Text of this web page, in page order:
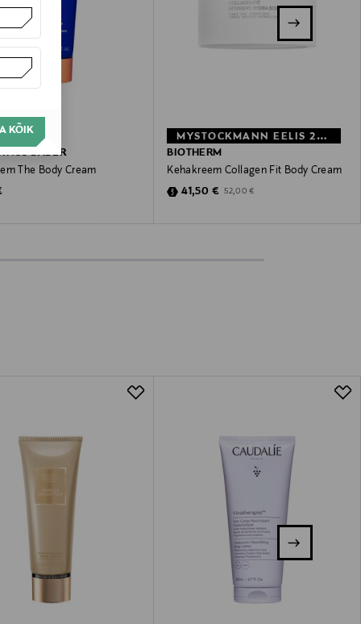
KÕIK
BADER
The Body Cream
MYSTOCKMANN EELIS 20%
BIOTHERM
Kehakreem Collagen Fit Body Cream
Discounted Price
41,50 € Original Price
52,00 €